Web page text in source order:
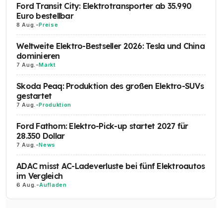
Ford Transit City: Elektrotransporter ab 35.990
Euro bestellbar
8 Aug. -Preise
Weltweite Elektro-Bestseller 2026: Tesla und China
dominieren
7 Aug. -Markt
Skoda Peaq: Produktion des großen Elektro-SUVs
gestartet
7 Aug. -Produktion
Ford Fathom: Elektro-Pick-up startet 2027 für
28.350 Dollar
7 Aug. -News
ADAC misst AC-Ladeverluste bei fünf Elektroautos
im Vergleich
6 Aug. -Aufladen